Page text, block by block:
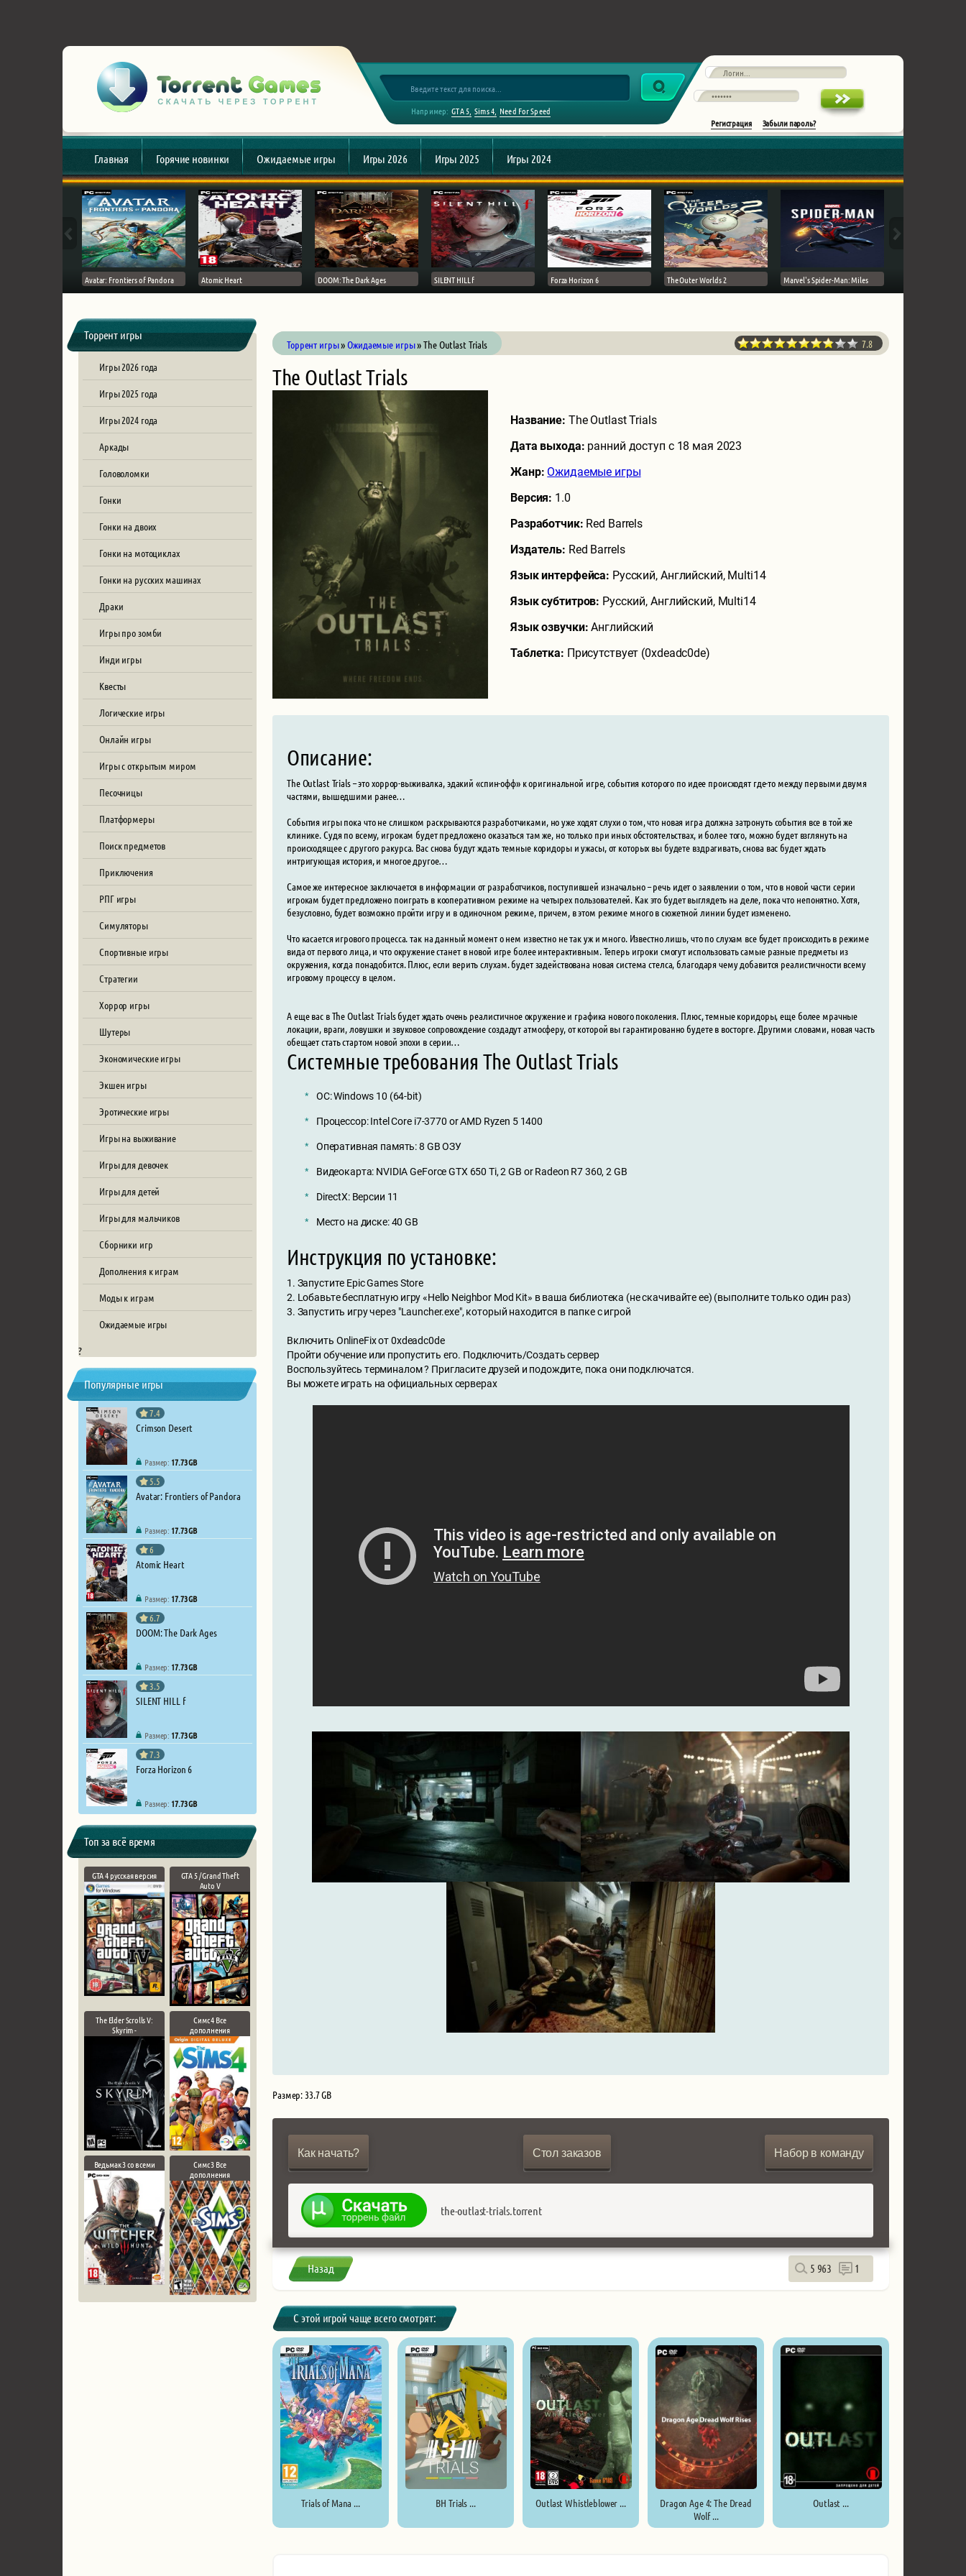
Например: GTA 5 Sims 4 Need For Speed
Регистрация
Забыли пароль?
Главная Горячие новинки Ожидаемые игры Игры 2026 Игры 2025 Игры 2024
Avatar: Frontiers of Pandora Atomic Heart DOOM: The Dark Ages SILENT HILL f Forza Horizon 6 The Outer Worlds 2 Marvel's Spider-Man: Miles
Торрент игры
Игры 2026 года
Игры 2025 года
Игры 2024 года
Аркады
Головоломки
Гонки
Гонки на двоих
Гонки на мотоциклах
Гонки на русских машинах
Драки
Игры про зомби
Инди игры
Квесты
Логические игры
Онлайн игры
Игры с открытым миром
Песочницы
Платформеры
Поиск предметов
Приключения
РПГ игры
Симуляторы
Спортивные игры
Стратегии
Хоррор игры
Шутеры
Экономические игры
Экшен игры
Эротические игры
Игры на выживание
Игры для девочек
Игры для детей
Игры для мальчиков
Сборники игр
Дополнения к играм
Моды к играм
Ожидаемые игры
?
Популярные игры
7.4
Crimson Desert
Размер: 17.73 GB
5.5
Avatar: Frontiers of Pandora
Размер: 17.73 GB
6
Atomic Heart
Размер: 17.73 GB
6.7
DOOM: The Dark Ages
Размер: 17.73 GB
3.5
SILENT HILL f
Размер: 17.73 GB
7.3
Forza Horizon 6
Размер: 17.73 GB
Топ за всё время
GTA 4 русская версия
GTA 5 / Grand Theft
Auto V
The Elder Scrolls V:
Skyrim -
Симс 4 Все
дополнения
Ведьмак 3 со всеми
Симс 3 Все
дополнения
Торрент игры»Ожидаемые игры» The Outlast Trials 7.8
The Outlast Trials
Название: The Outlast Trials
Дата выхода: ранний доступ с 18 мая 2023
Жанр: Ожидаемые игры
Версия: 1.0
Разработчик: Red Barrels
Издатель: Red Barrels
Язык интерфейса: Русский, Английский, Multi14
Язык субтитров: Русский, Английский, Multi14
Язык озвучки:Английский
Таблетка: Присутствует (0xdeadc0de)
Описание:
The Outlast Trials – это хоррор-выживалка, эдакий «спин-офф» к оригинальной игре, события которого по идее происходят где-то между первыми двумя
частями, вышедшими ранее…
События игры пока что не слишком раскрываются разработчиками, но уже ходят слухи о том, что новая игра должна затронуть события все в той же
клинике. Судя по всему, игрокам будет предложено оказаться там же, но только при иных обстоятельствах, и более того, можно будет взглянуть на
происходящее с другого ракурса. Вас снова будут ждать темные коридоры и ужасы, от которых вы будете вздрагивать, снова вас будет ждать
интригующая история, и многое другое…
Самое же интересное заключается в информации от разработчиков, поступившей изначально – речь идет о заявлении о том, что в новой части серии
игрокам будет предложено поиграть в кооперативном режиме на четырех пользователей. Как это будет выглядеть на деле, пока что непонятно. Хотя,
безусловно, будет возможно пройти игру и в одиночном режиме, причем, в этом режиме много в сюжетной линии будет изменено.
Что касается игрового процесса. так на данный момент о нем известно не так уж и много. Известно лишь, что по слухам все будет происходить в режиме
вида от первого лица, и что окружение станет в новой игре более интерактивным. Теперь игроки смогут использовать самые разные предметы из
окружения, когда понадобится. Плюс, если верить слухам. будет задействована новая система стелса, благодаря чему добавится реалистичности всему
игровому процессу в целом.
А еще вас в The Outlast Trials будет ждать очень реалистичное окружение и графика нового поколения. Плюс, темные коридоры, еще более мрачные
локации, враги, ловушки и звуковое сопровождение создадут атмосферу, от которой вы гарантированно будете в восторге. Другими словами, новая часть
обещает стать стартом новой эпохи в серии…
Системные требования The Outlast Trials
ОС: Windows 10 (64-bit)
Процессор: Intel Core i7-3770 or AMD Ryzen 5 1400
Оперативная память: 8 GB ОЗУ
Видеокарта: NVIDIA GeForce GTX 650 Ti, 2 GB or Radeon R7 360, 2 GB
DirectX: Версии 11
Место на диске: 40 GB
Инструкция по установке:
1. Запустите Epic Games Store
2. Lобавьте бесплатную игру «Hello Neighbor Mod Kit» в ваша библиотека (не скачивайте ее) (выполните только один раз)
3. Запустить игру через "Launcher.exe", который находится в папке с игрой
Включить OnlineFix от 0xdeadc0de
Пройти обучение или пропустить его. Подключить/Создать сервер
Воспользуйтесь терминалом ? Пригласите друзей и подождите, пока они подключатся.
Вы можете играть на официальных серверах
Размер: 33.7 GB
Как начать? Стол заказов Набор в команду
the-outlast-trials.torrent
Назад 5 963 1
С этой игрой чаще всего смотрят:
Trials of Mana ... BH Trials ... Outlast Whistleblower ...
Dragon Age 4: The Dread
Wolf ...
Outlast ...